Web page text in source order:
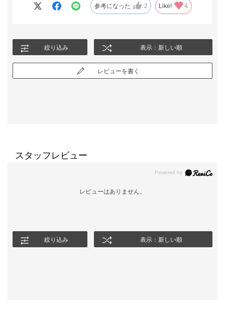
参考になった 2 Like! 4
絞り込み 表示：新しい順
レビューを書く
スタッフレビュー
レビューはありません。
絞り込み 表示：新しい順